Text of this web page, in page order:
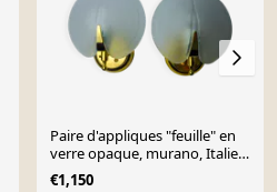
Paire d'appliques "feuille" en
verre opaque, murano, Italie
1980
€1,150